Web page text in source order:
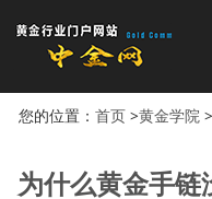
您的位置： 首页>黄金学院 >
为什么黄金手